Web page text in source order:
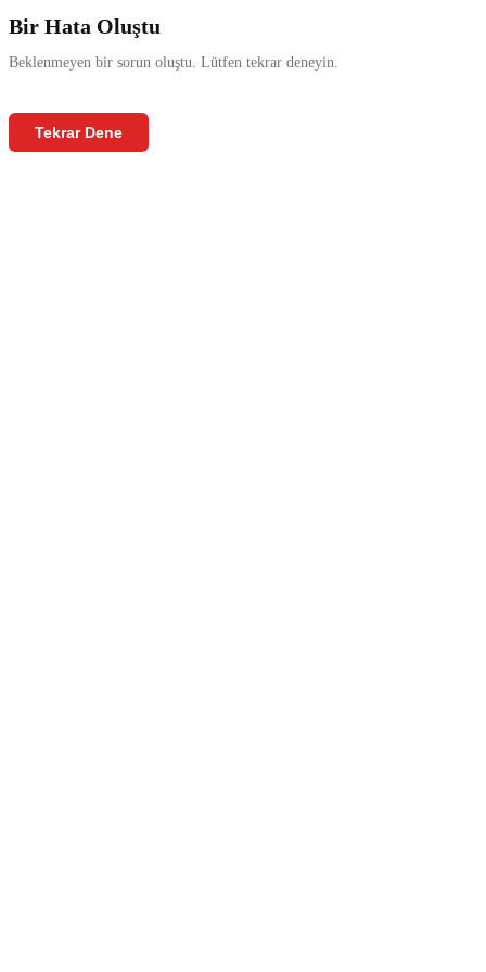
Bir Hata Oluştu
Beklenmeyen bir sorun oluştu. Lütfen tekrar deneyin.
Tekrar Dene